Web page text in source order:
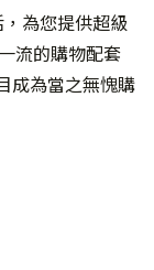
為您提供超級
流的購物配套
成為當之無愧購